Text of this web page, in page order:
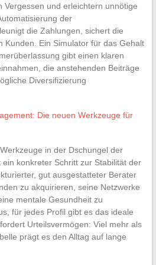
Vergessen und erleichtern unnötige
der
die Zahlungen, sichert die
Kunden. Ein Simulator für das Gehalt
gibt einen klaren
die anstehenden Beiträge
Diversifizierung
Die neuen Werkzeuge für
in der Dschungel der
ein konkreter Schritt zur Stabilität der
gut ausgestatteter Berater
zu akquirieren, seine Netzwerke
mentale Gesundheit zu
für jedes Profil gibt es das ideale
Urteilsvermögen: Viel mehr als
prägt es den Alltag auf lange